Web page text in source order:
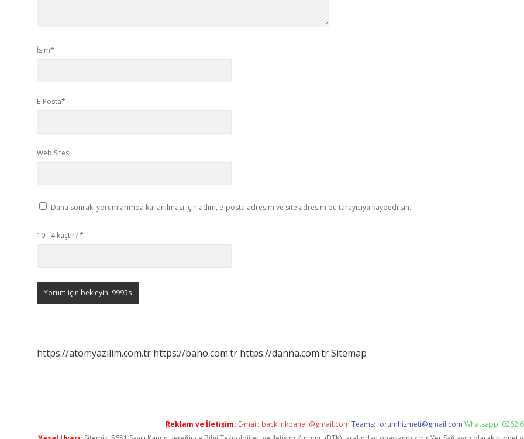
İsim*
E-Posta*
Web Sitesi
Daha sonraki yorumlarımda kullanılması için adım, e-posta adresim ve site adresim bu tarayıcıya kaydedilsin.
10 - 4 kaçtır?*
https://atomyazilim.com.tr https://bano.com.tr https://danna.com.trSitemap
Reklam ve İletişim: E-mail: backlinkpaneli@gmail.com Teams:forumhizmeti@gmail.com Whatsapp: 0262